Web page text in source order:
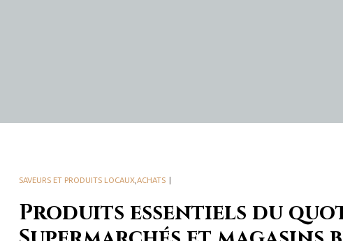
Produits essentiels du
SAVEURS ET PRODUITS LOCAUX ACHATS